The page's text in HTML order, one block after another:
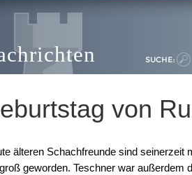
SUCHE:
von
älteren Schachfreunde sind seinerzeit
geworden. Teschner war außerdem